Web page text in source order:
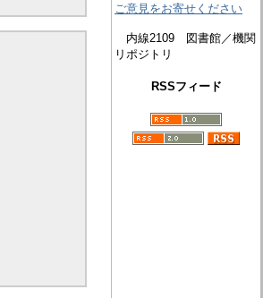
ご意見をお寄せください
内線2109 図書館／機関
リポジトリ
RSSフィード